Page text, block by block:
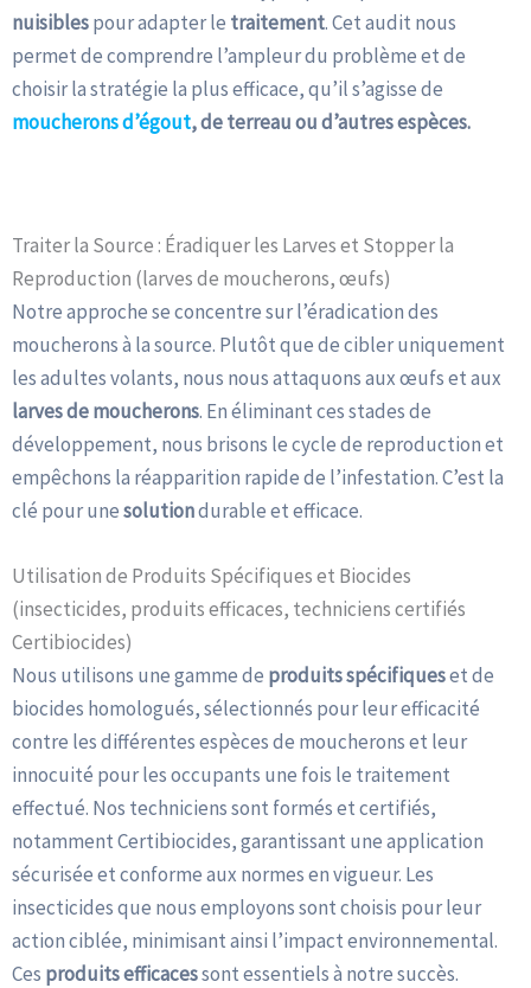
nuisiblespour adapter le traitement. Cet audit nous
permet de comprendre l’ampleur du problème et de
choisir la stratégie la plus efficace, qu’il s’agisse de
moucherons d’égout, de terreau ou d’autres espèces.
Traiter la Source : Éradiquer les Larves et Stopper la
Reproduction (larves de moucherons, œufs)
Notre approche se concentre sur l’éradication des
moucherons à la source. Plutôt que de cibler uniquement
les adultes volants, nous nous attaquons aux œufs et aux
larves de moucherons. En éliminant ces stades de
développement, nous brisons le cycle de reproduction et
empêchons la réapparition rapide de l’infestation. C’est la
clé pour unesolutiondurable et efficace.
Utilisation de Produits Spécifiques et Biocides
(insecticides, produits efficaces, techniciens certifiés
Certibiocides)
Nous utilisons une gamme de produits spécifiqueset de
biocides homologués, sélectionnés pour leur efficacité
contre les différentes espèces de moucherons et leur
innocuité pour les occupants une fois le traitement
effectué. Nos techniciens sont formés et certifiés,
notamment Certibiocides, garantissant une application
sécurisée et conforme aux normes en vigueur. Les
insecticides que nous employons sont choisis pour leur
action ciblée, minimisant ainsi l’impact environnemental.
Ces produits efficacessont essentiels à notre succès.